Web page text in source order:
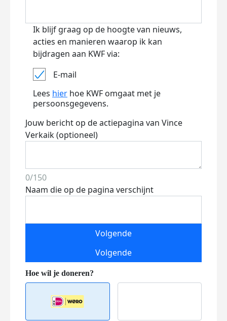
Ik blijf graag op de hoogte van nieuws,
acties en manieren waarop ik kan
bijdragen aan KWF via:
E-mail
Lees hier hoe KWF omgaat met je
persoonsgegevens.
Jouw bericht op de actiepagina van Vince
Verkaik (optioneel)
0/150
Naam die op de pagina verschijnt
Volgende
Volgende